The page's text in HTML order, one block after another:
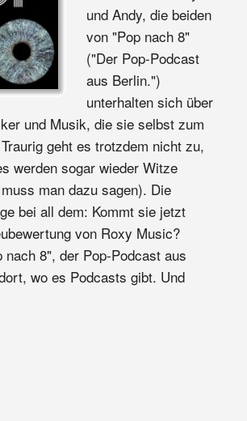
und Andy, die beiden
von "Pop nach 8"
("Der Pop-Podcast
aus Berlin.")
unterhalten sich über
und Musik, die sie selbst zum
geht es trotzdem nicht zu,
werden sogar wieder Witze
man dazu sagen). Die
bei all dem: Kommt sie jetzt
von Roxy Music?
nach 8", der Pop-Podcast aus
wo es Podcasts gibt. Und